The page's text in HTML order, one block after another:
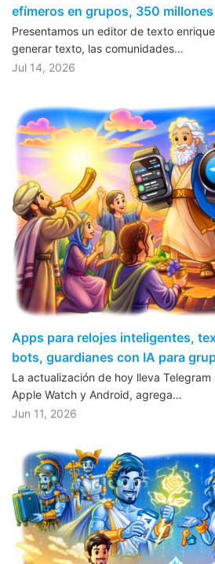
efímeros en grupos, 350 millones
Presentamos un editor de texto
generar texto, las comunidades…
Jul 14, 2026
Apps para relojes inteligentes,
bots, guardianes con IA para
La actualización de hoy lleva
Apple Watch y Android, agrega…
Jun 11, 2026